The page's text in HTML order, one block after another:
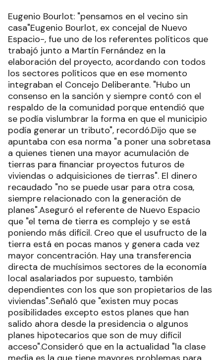
Eugenio Bourlot: "pensamos en el vecino sin
casa"Eugenio Bourlot, ex concejal de Nuevo
Espacio-, fue uno de los referentes políticos que
trabajó junto a Martín Fernández en la
elaboración del proyecto, acordando con todos
los sectores políticos que en ese momento
integraban el Concejo Deliberante. "Hubo un
consenso en la sanción y siempre contó con el
respaldo de la comunidad porque entendió que
se podía vislumbrar la forma en que el municipio
podía generar un tributo", recordó.Dijo que se
apuntaba con esa norma "a poner una sobretasa
a quienes tienen una mayor acumulación de
tierras para financiar proyectos futuros de
viviendas o adquisiciones de tierras". El dinero
recaudado "no se puede usar para otra cosa,
siempre relacionado con la generación de
planes".Aseguró el referente de Nuevo Espacio
que "el tema de tierra es complejo y se está
poniendo más difícil. Creo que el usufructo de la
tierra está en pocas manos y genera cada vez
mayor concentración. Hay una transferencia
directa de muchísimos sectores de la economía
local asalariados por supuesto, también
dependientes con los que son propietarios de las
viviendas".Señaló que "existen muy pocas
posibilidades excepto estos planes que han
salido ahora desde la presidencia o algunos
planes hipotecarios que son de muy difícil
acceso".Consideró que en la actualidad "la clase